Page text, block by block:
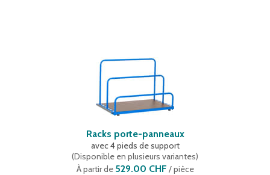
Racks porte-panneaux
avec 4 pieds de support
(Disponible en plusieurs variantes)
À partir de 529.00 CHF / pièce